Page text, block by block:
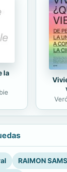
la
RAIMON